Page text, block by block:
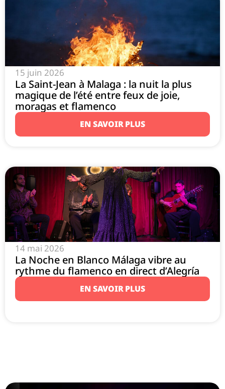
15 juin 2026
La Saint-Jean à Malaga : la nuit la plus
magique de l’été entre feux de joie,
moragas et flamenco
EN SAVOIR PLUS
14 mai 2026
La Noche en Blanco Málaga vibre au
rythme du flamenco en direct d’Alegría
EN SAVOIR PLUS